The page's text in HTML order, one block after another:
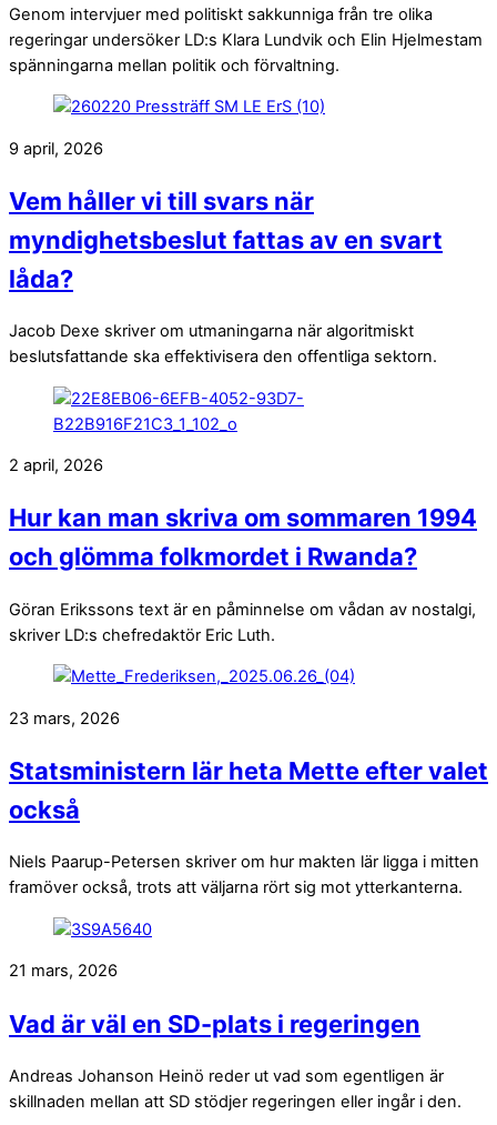
Genom intervjuer med politiskt sakkunniga från tre olika
regeringar undersöker LD:s Klara Lundvik och Elin Hjelmestam
spänningarna mellan politik och förvaltning.
9 april, 2026
Vem håller vi till svars när
myndighetsbeslut fattas av en svart
låda?
Jacob Dexe skriver om utmaningarna när algoritmiskt
beslutsfattande ska effektivisera den offentliga sektorn.
2 april, 2026
Hur kan man skriva om sommaren 1994
och glömma folkmordet i Rwanda?
Göran Erikssons text är en påminnelse om vådan av nostalgi,
skriver LD:s chefredaktör Eric Luth.
23 mars, 2026
Statsministern lär heta Mette efter valet
också
Niels Paarup-Petersen skriver om hur makten lär ligga i mitten
framöver också, trots att väljarna rört sig mot ytterkanterna.
21 mars, 2026
Vad är väl en SD-plats i regeringen
Andreas Johanson Heinö reder ut vad som egentligen är
skillnaden mellan att SD stödjer regeringen eller ingår i den.